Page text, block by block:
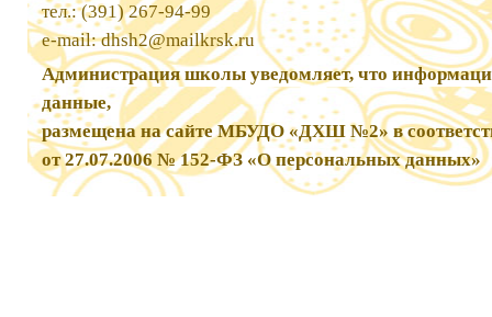
тел.: (391) 267-94-99
e-mail:dhsh2@mailkrsk.ru
Администрация школы уведомляет, что
данные,
размещена на сайте МБУДО «ДХШ №2» в
от 27.07.2006 № 152-ФЗ «О персональных данных»